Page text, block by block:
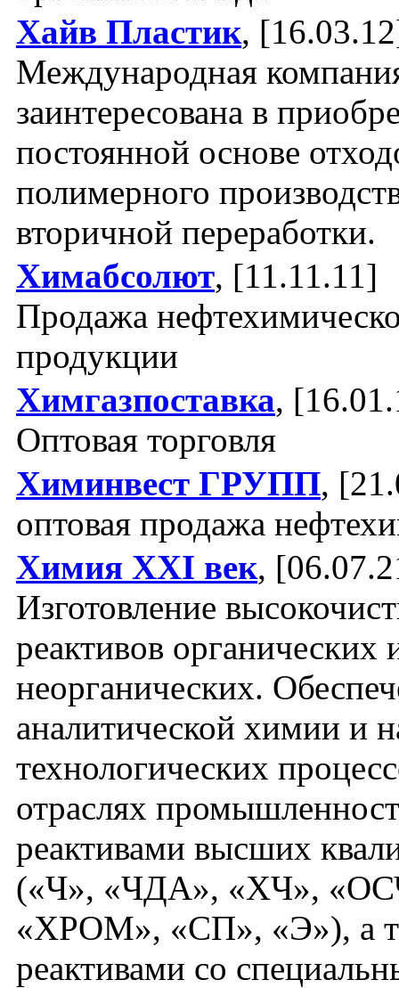
Хайв Пластик,
Международная
заинтересована в
постоянной основе
полимерного
вторичной переработки.
Химабсолют, [11.11.11]
Продажа
продукции
Химгазпоставка,
Оптовая торговля
Химинвест ГРУПП,
оптовая продажа
Химия ХХI век,
Изготовление
реактивов органических
неорганических.
аналитической химии и
технологических
отраслях
реактивами высших
(«Ч», «ЧДА», «ХЧ»,
«ХРОМ», «СП», «Э»), а
реактивами со